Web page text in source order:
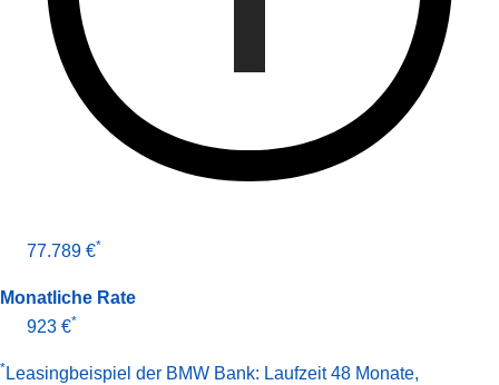
77.789 €*
Monatliche Rate
923 €*
* Leasingbeispiel der BMW Bank: Laufzeit 48 Monate,